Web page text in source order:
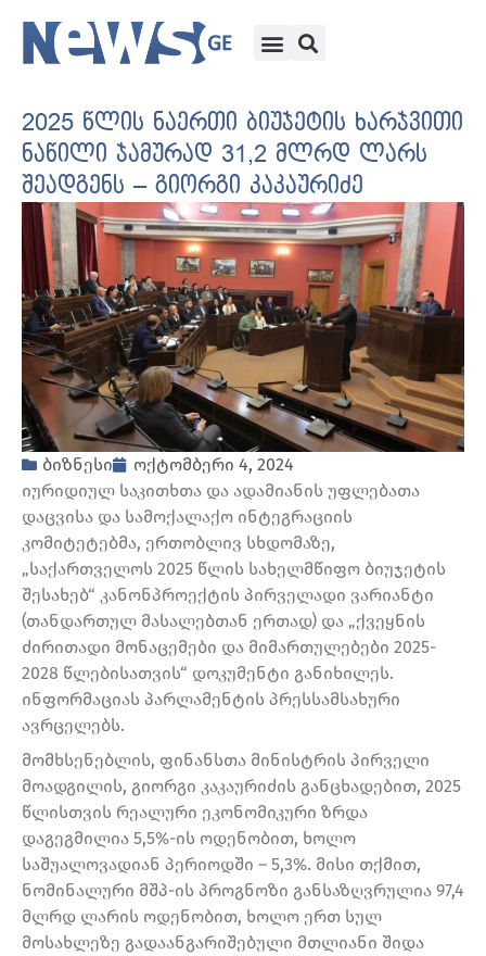
2025 წლის ნაერთი ბიუჯეტის ხარჯვითი
ნაწილი ჯამურად 31,2 მლრდ ლარს
შეადგენს – გიორგი კაკაურიძე
ბიზნესი
ოქტომბერი 4, 2024
იურიდიულ საკითხთა და ადამიანის უფლებათა
დაცვისა და სამოქალაქო ინტეგრაციის
კომიტეტებმა, ერთობლივ სხდომაზე,
„საქართველოს 2025 წლის სახელმწიფო ბიუჯეტის
შესახებ“ კანონპროექტის პირველადი ვარიანტი
(თანდართულ მასალებთან ერთად) და „ქვეყნის
ძირითადი მონაცემები და მიმართულებები 2025-
2028 წლებისათვის“ დოკუმენტი განიხილეს.
ინფორმაციას პარლამენტის პრესსამსახური
ავრცელებს.
მომხსენებლის, ფინანსთა მინისტრის პირველი
მოადგილის, გიორგი კაკაურიძის განცხადებით, 2025
წლისთვის რეალური ეკონომიკური ზრდა
დაგეგმილია 5,5%-ის ოდენობით, ხოლო
საშუალოვადიან პერიოდში – 5,3%. მისი თქმით,
ნომინალური მშპ-ის პროგნოზი განსაზღვრულია 97,4
მლრდ ლარის ოდენობით, ხოლო ერთ სულ
მოსახლეზე გადაანგარიშებული მთლიანი შიდა